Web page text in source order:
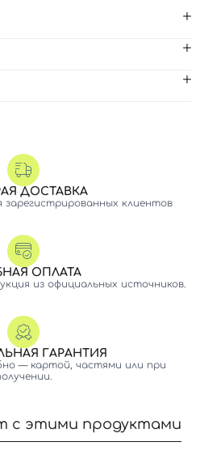
ДОСТАВКА
зарегистрированных клиентов
ОПЛАТА
из официальных источников.
ГАРАНТИЯ
— картой, частями или при
с этими продуктами